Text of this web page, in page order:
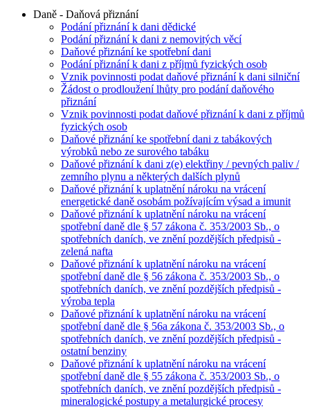
Daně - Daňová přiznání
Podání přiznání k dani dědické
Podání přiznání k dani z nemovitých věcí
Daňové přiznání ke spotřební dani
Podání přiznání k dani z příjmů fyzických osob
Vznik povinnosti podat daňové přiznání k dani silniční
Žádost o prodloužení lhůty pro podání daňového
přiznání
Vznik povinnosti podat daňové přiznání k dani z příjmů
fyzických osob
Daňové přiznání ke spotřební dani z tabákových
výrobků nebo ze surového tabáku
Daňové přiznání k dani z(e) elektřiny / pevných paliv /
zemního plynu a některých dalších plynů
Daňové přiznání k uplatnění nároku na vrácení
energetické daně osobám požívajícím výsad a imunit
Daňové přiznání k uplatnění nároku na vrácení
spotřební daně dle § 57 zákona č. 353/2003 Sb., o
spotřebních daních, ve znění pozdějších předpisů -
zelená nafta
Daňové přiznání k uplatnění nároku na vrácení
spotřební daně dle § 56 zákona č. 353/2003 Sb., o
spotřebních daních, ve znění pozdějších předpisů -
výroba tepla
Daňové přiznání k uplatnění nároku na vrácení
spotřební daně dle § 56a zákona č. 353/2003 Sb., o
spotřebních daních, ve znění pozdějších předpisů -
ostatní benziny
Daňové přiznání k uplatnění nároku na vrácení
spotřební daně dle § 55 zákona č. 353/2003 Sb., o
spotřebních daních, ve znění pozdějších předpisů -
mineralogické postupy a metalurgické procesy